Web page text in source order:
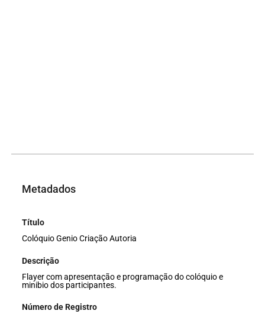
Metadados
Título
Colóquio Genio Criação Autoria
Descrição
Flayer com apresentação e programação do colóquio e
minibio dos participantes.
Número de Registro